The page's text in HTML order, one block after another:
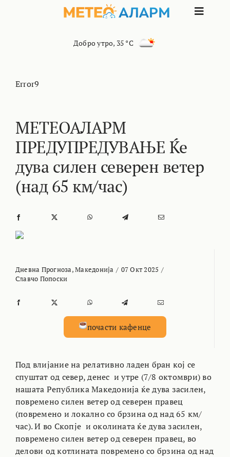
Toggle
ИНТЕРЕСНО
КОНТАКТ
Добро утро, 35 °C
Error9
МЕТЕОАЛАРМ
ПРЕДУПРЕДУВАЊЕ Ќе
дува силен северен ветер
(над 65 км/час)
Дневна Прогноза,Македонија / 07 Окт 2025 /
Славчо Попоски
почасти кафенце
Под влијание на релативно ладен бран кој се
спуштат од север, денес и утре (7/8 октомври) во
нашата Република Македонија ќе дува засилен,
повремено силен ветер од северен правец
(повремено и локално со брзина од над 65 км/
час). И во Скопје и околината ќе дува засилен,
повремено силен ветер од северен правец, во
делови од котлината повремено со брзина од над